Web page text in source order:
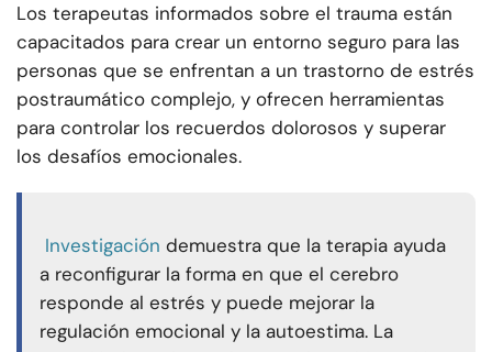
Los terapeutas informados sobre el trauma están
capacitados para crear un entorno seguro para las
personas que se enfrentan a un trastorno de estrés
postraumático complejo, y ofrecen herramientas
para controlar los recuerdos dolorosos y superar
los desafíos emocionales.
Investigación demuestra que la terapia ayuda
a reconfigurar la forma en que el cerebro
responde al estrés y puede mejorar la
regulación emocional y la autoestima. La